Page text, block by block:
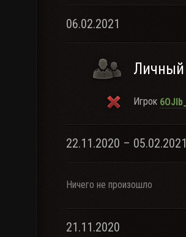
06.02.2021
Личный
Игрок
22.11.2020 – 05.02.2021
Ничего не произошло
21.11.2020